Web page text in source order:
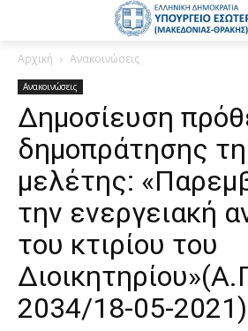
Αρχική Ανακοινώσεις
Ανακοινώσεις
Δημοσίευση
δημοπράτησης
μελέτης:
την ενεργειακή
του κτιρίου του
2034/18-05-